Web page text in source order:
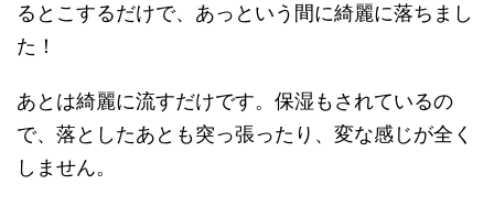
るとこするだけで、あっという間に綺麗に落ちまし
た！
あとは綺麗に流すだけです。保湿もされているの
で、落としたあとも突っ張ったり、変な感じが全く
しません。